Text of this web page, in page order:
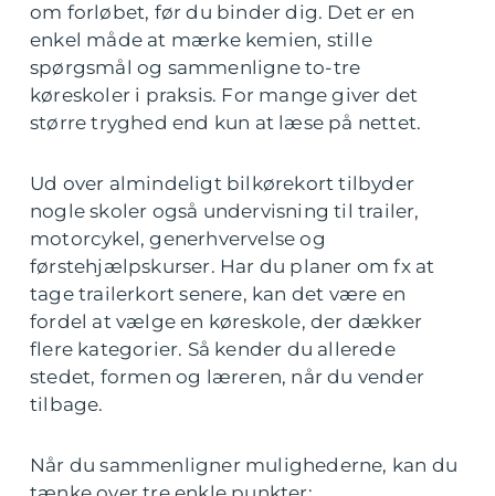
om forløbet, før du binder dig. Det er en
enkel måde at mærke kemien, stille
spørgsmål og sammenligne to-tre
køreskoler i praksis. For mange giver det
større tryghed end kun at læse på nettet.
Ud over almindeligt bilkørekort tilbyder
nogle skoler også undervisning til trailer,
motorcykel, generhvervelse og
førstehjælpskurser. Har du planer om fx at
tage trailerkort senere, kan det være en
fordel at vælge en køreskole, der dækker
flere kategorier. Så kender du allerede
stedet, formen og læreren, når du vender
tilbage.
Når du sammenligner mulighederne, kan du